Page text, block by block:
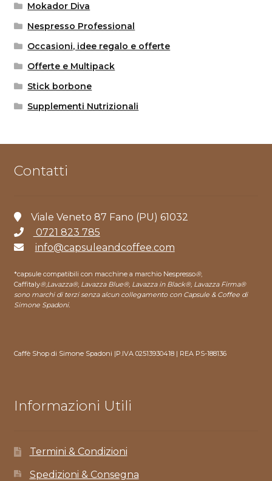
Mokador Diva
Nespresso Professional
Occasioni, idee regalo e offerte
Offerte e Multipack
Stick borbone
Supplementi Nutrizionali
Contatti
Viale Veneto 87 Fano (PU) 61032
0721 823 785
info@capsuleandcoffee.com
*capsule compatibili con macchine a marchio Nespresso®,
Caffitaly®,Lavazza®, Lavazza Blue®, Lavazza in Black®, Lavazza Firma®
sono marchi di terzi senza alcun collegamento con Capsule & Coffee di
Simone Spadoni.
Caffè Shop di Simone Spadoni |P.IVA 02513930418 | REA PS-188136
Informazioni Utili
Termini & Condizioni
Spedizioni & Consegna